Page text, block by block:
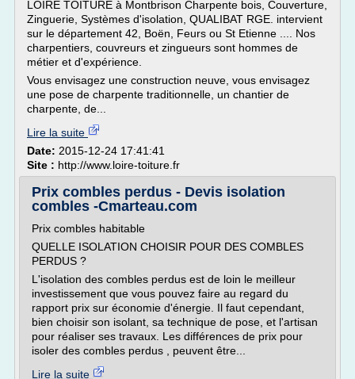
LOIRE TOITURE à Montbrison Charpente bois, Couverture,
Zinguerie, Systèmes d'isolation, QUALIBAT RGE. intervient
sur le département 42, Boën, Feurs ou St Etienne .... Nos
charpentiers, couvreurs et zingueurs sont hommes de
métier et d'expérience.
Vous envisagez une construction neuve, vous envisagez
une pose de charpente traditionnelle, un chantier de
charpente, de...
Lire la suite
Date: 2015-12-24 17:41:41
Site : http://www.loire-toiture.fr
Prix combles perdus - Devis isolation
combles -Cmarteau.com
Prix combles habitable
QUELLE ISOLATION CHOISIR POUR DES COMBLES
PERDUS ?
L'isolation des combles perdus est de loin le meilleur
investissement que vous pouvez faire au regard du
rapport prix sur économie d'énergie. Il faut cependant,
bien choisir son isolant, sa technique de pose, et l'artisan
pour réaliser ses travaux. Les différences de prix pour
isoler des combles perdus , peuvent être...
Lire la suite